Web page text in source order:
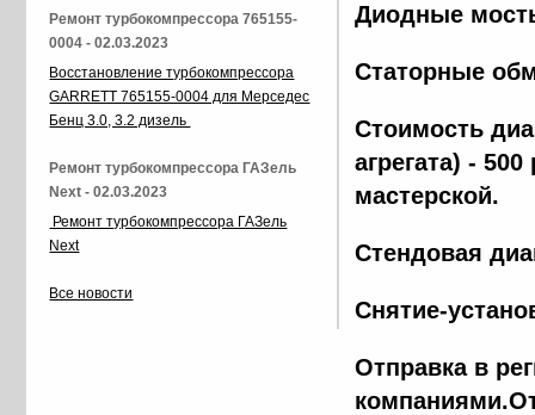
Диодные
Статорные
Стоимость
агрегата) -
мастерской.
Стендовая
Снятие-
Отправка в
Ремонт турбокомпрессора 765155-
0004 - 02.03.2023
Восстановление турбокомпрессора
GARRETT 765155-0004 для Мерседес
Бенц 3.0, 3.2 дизель
Ремонт турбокомпрессора ГАЗель
Next - 02.03.2023
Ремонт турбокомпрессора ГАЗель
Next
Все новости